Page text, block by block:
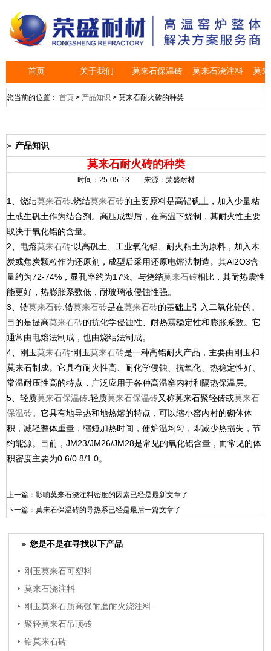
首页 关于我们 莫来石保温砖 莫来石浇注料 莫
您当前的位置： 首页 > 产品知识 > 莫来石耐火砖的种类
产品知识
莫来石耐火砖的种类
时间：25-05-13 来源：荣盛耐材
1、烧结莫来石砖:烧结莫来石砖的主要原料是高铝矾土，加入少量粘
土或生矾土作为结合剂。高压成型后，在高温下烧制，其耐火性主要
取决于氧化铝的含量。
2、电熔莫来石砖:以高矾土、工业氧化铝、耐火粘土为原料，加入木
炭或焦炭颗粒作为还原剂，成型后采用还原电熔法制造。其Al2O3含
量约为72-74%，显孔率约为17%。与烧结莫来石砖相比，其耐热震性
能更好，热膨胀系数低，耐玻璃液侵蚀性强。
3、锆莫来石砖:锆莫来石砖是在莫来石砖的基础上引入二氧化锆的。
目的是提高莫来石砖的抗化学侵蚀性、耐热震稳定性和膨胀系数。它
通常由电熔法制成，也由烧结法制成。
4、刚玉莫来石砖:刚玉莫来石砖是一种高铝耐火产品，主要由刚玉和
莫来石制成。它具有耐火性高、耐化学侵蚀、抗氧化、热稳定性好、
常温耐压性高的特点，广泛应用于各种高温窑内衬和隔热保温层。
5、轻质莫来石保温砖:轻质莫来石保温砖又称莫来石聚轻砖或莫来石
保温砖。它具有地导热和地热熔的特点，可以缩小窑内村的砌体体
积，减轻整体重量，缩短加热时间，使炉温均匀，即减少热损失，节
约能源。目前，JM23/JM26/JM28是常见的氧化铝含量，而常见的体
积密度主要为0.6/0.8/1.0。
上一篇： 影响莫来石浇注料密度的因素已经是最新文章了
下一篇： 莫来石保温砖的导热系已经是最后一篇文章了
您是不是在寻找以下产品
刚玉莫来石可塑料
莫来石浇注料
刚玉莫来石质高强耐磨耐火浇注料
聚轻莫来石吊顶砖
锆莫来石砖